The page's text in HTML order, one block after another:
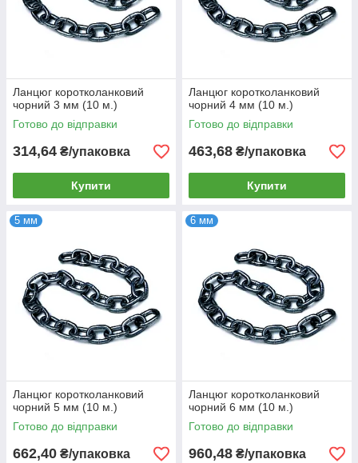
Ланцюг коротколанковий
чорний 3 мм (10 м.)
Готово до відправки
314,64 ₴/упаковка
Купити
Ланцюг коротколанковий
чорний 4 мм (10 м.)
Готово до відправки
463,68 ₴/упаковка
Купити
5 мм
Ланцюг коротколанковий
чорний 5 мм (10 м.)
Готово до відправки
662,40 ₴/упаковка
6 мм
Ланцюг коротколанковий
чорний 6 мм (10 м.)
Готово до відправки
960,48 ₴/упаковка